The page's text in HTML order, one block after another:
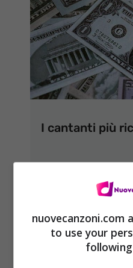
I cantanti più
<< 1 2
nuovecanzoni.com
to use your